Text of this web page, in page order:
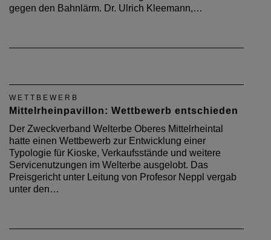
gegen den Bahnlärm. Dr. Ulrich Kleemann,…
WETTBEWERB
Mittelrheinpavillon: Wettbewerb entschieden
Der Zweckverband Welterbe Oberes Mittelrheintal
hatte einen Wettbewerb zur Entwicklung einer
Typologie für Kioske, Verkaufsstände und weitere
Servicenutzungen im Welterbe ausgelobt. Das
Preisgericht unter Leitung von Profesor Neppl vergab
unter den…